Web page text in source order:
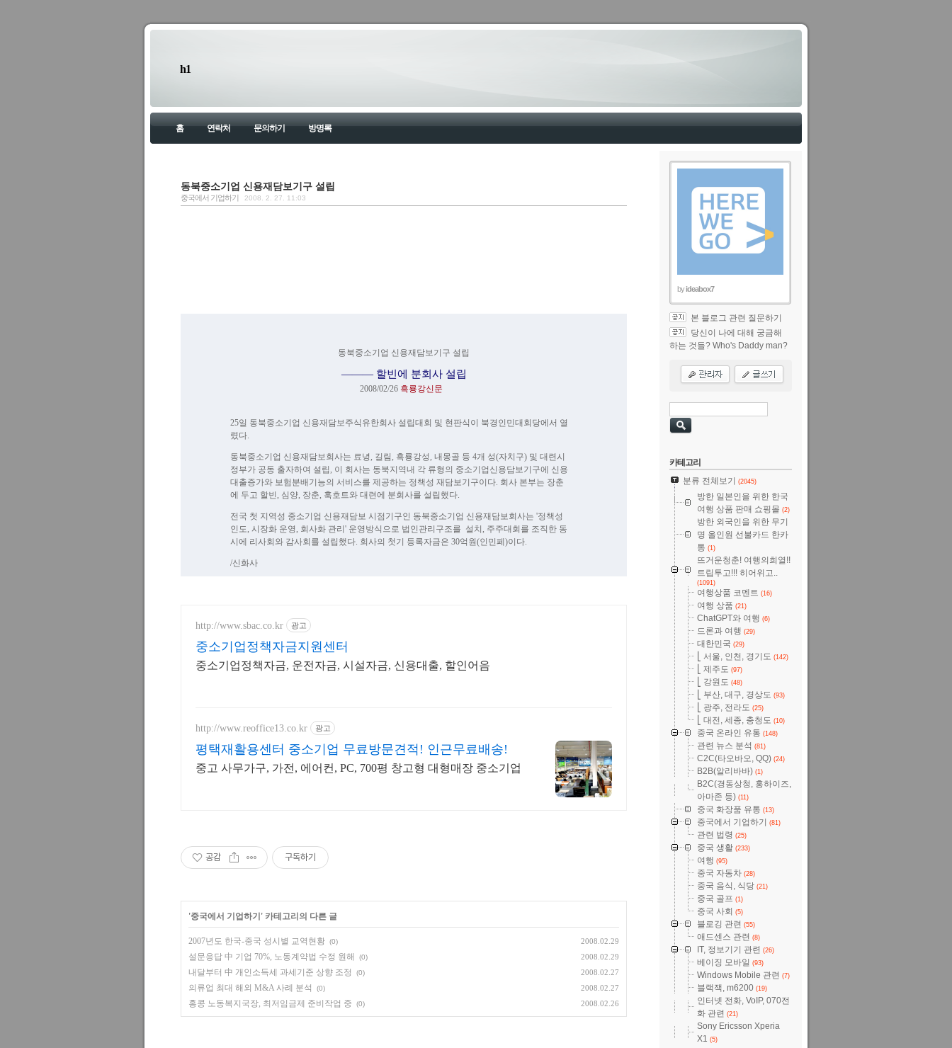
h1
홈 연락처 문의하기 방명록
동북중소기업 신용재담보기구 설립
중국에서 기업하기 2008. 2. 27. 11:03
동북중소기업 신용재담보기구 설립
——— 할빈에 분회사 설립
2008/02/26 흑룡강신문
25일 동북중소기업 신용재담보주식유한회사 설립대회 및 현판식이 북경인민대회당에서 열
렸다.
동북중소기업 신용재담보회사는 료녕, 길림, 흑룡강성, 내몽골 등 4개 성(자치구) 및 대련시
정부가 공동 출자하여 설립, 이 회사는 동북지역내 각 류형의 중소기업신용담보기구에 신용
대출증가와 보험분배기능의 서비스를 제공하는 정책성 재담보기구이다. 회사 본부는 장춘
에 두고 할빈, 심양, 장춘, 훅호트와 대련에 분회사를 설립했다.
전국 첫 지역성 중소기업 신용재담보 시점기구인 동북중소기업 신용재담보회사는 '정책성
인도, 시장화 운영, 회사화 관리' 운영방식으로 법인관리구조를 설치, 주주대회를 조직한 동
시에 리사회와 감사회를 설립했다. 회사의 첫기 등록자금은 30억원(인민페)이다.
/신화사
http://www.sbac.co.kr 광고
중소기업정책자금지원센터
중소기업정책자금, 운전자금, 시설자금, 신용대출, 할인어음
http://www.reoffice13.co.kr 광고
평택재활용센터 중소기업 무료방문견적! 인근무료배송!
중고 사무가구, 가전, 에어컨, PC, 700평 창고형 대형매장 중소기업
공감 구독하기
'중국에서 기업하기 ' 카테고리의 다른 글
2007년도 한국-중국 성시별 교역현황 (0) 2008.02.29
설문응답 中 기업 70%, 노동계약법 수정 원해 (0) 2008.02.29
내달부터 中 개인소득세 과세기준 상향 조정 (0) 2008.02.27
의류업 최대 해외 M&A 사례 분석 (0) 2008.02.27
홍콩 노동복지국장, 최저임금제 준비작업 중 (0) 2008.02.26
byideabox7
본 블로그 관련 질문하기
당신이 나에 대해 궁금해
하는 것들? Who's Daddy man?
카테고리
분류 전체보기
(2045)
방한 일본인을 위한 한국
여행 상품 판매 쇼핑몰 (2)
방한 외국인을 위한 무기
명 올인원 선불카드 한카
통 (1)
뜨거운청춘! 여행의희열!!
트립투고!!! 히어위고..
(1091)
여행상품 코멘트 (16)
여행 상품 (21)
ChatGPT와 여행 (6)
드론과 여행 (29)
대한민국 (29)
⎣ 서울, 인천, 경기도 (142)
⎣ 제주도 (97)
⎣ 강원도 (48)
⎣ 부산, 대구, 경상도 (93)
⎣ 광주, 전라도 (25)
⎣ 대전, 세종, 충청도 (10)
중국 온라인 유통 (148)
관련 뉴스 분석 (81)
C2C(타오바오, QQ) (24)
B2B(알리바바) (1)
B2C(경동상청, 홍하이즈,
아마존 등) (11)
중국 화장품 유통 (13)
중국에서 기업하기 (81)
관련 법령 (25)
중국 생활 (233)
여행 (95)
중국 자동차 (28)
중국 음식, 식당 (21)
중국 골프 (1)
중국 사회 (5)
블로깅 관련 (55)
애드센스 관련 (8)
IT, 정보기기 관련 (26)
베이징 모바일 (93)
Windows Mobile 관련 (7)
블랙잭, m6200 (19)
인터넷 전화, VoIP, 070전
화 관련 (21)
Sony Ericsson Xperia
X1 (5)